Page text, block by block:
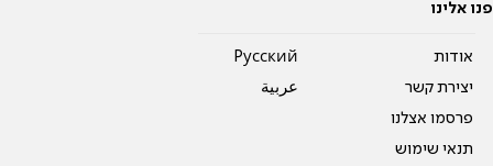
פנו אלינו
אודות
יצירת קשר
פרסמו אצלנו
תנאי שימוש
Pусский
عربية